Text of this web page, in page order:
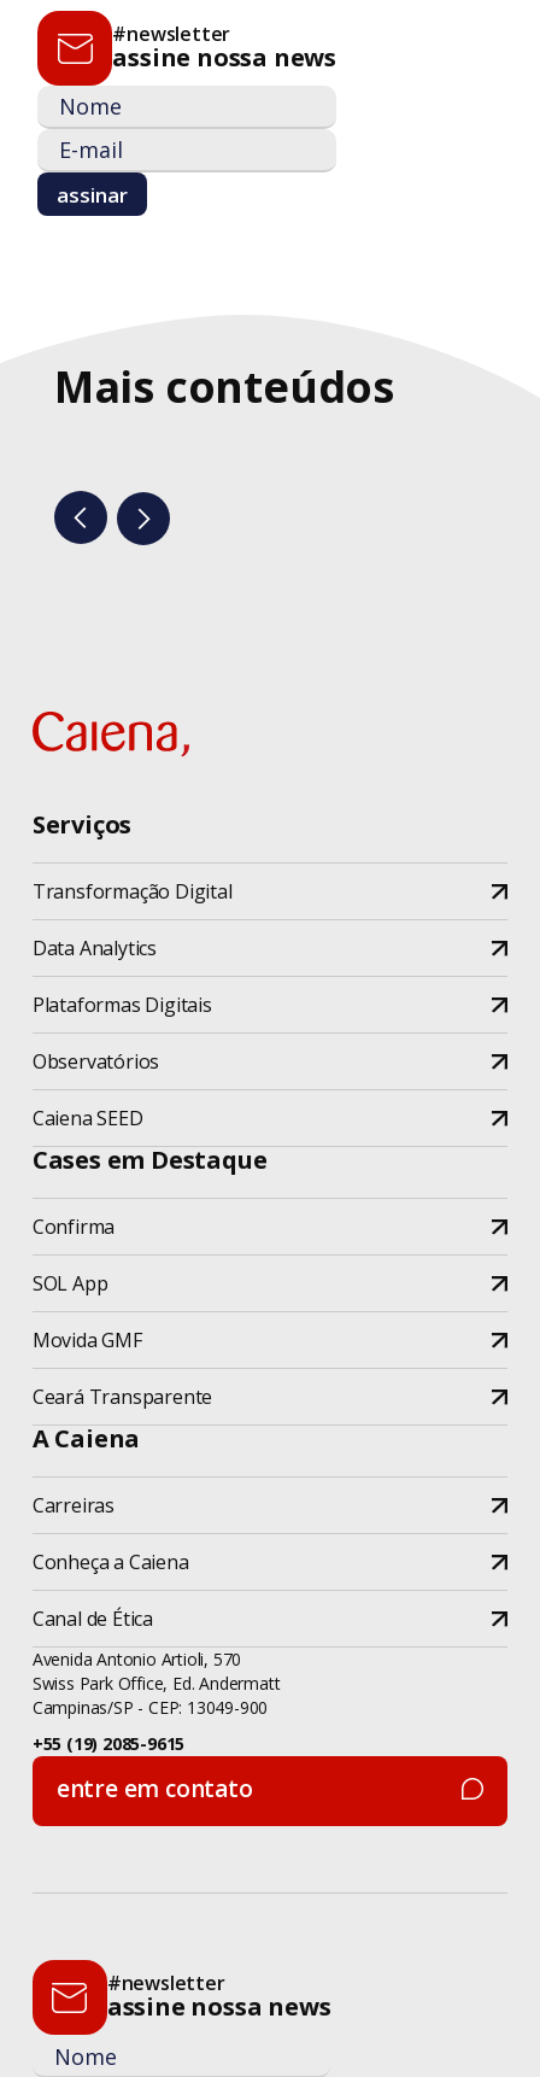
#newsletter
assine nossa news
Mais conteúdos
Serviços
Transformação Digital
Data Analytics
Plataformas Digitais
Observatórios
Caiena SEED
Cases em Destaque
Confirma
SOL App
Movida GMF
Ceará Transparente
A Caiena
Carreiras
Conheça a Caiena
Canal de Ética
Avenida Antonio Artioli, 570
Swiss Park Office, Ed. Andermatt
Campinas/SP - CEP: 13049-900
+55 (19) 2085-9615
entre em contato
entre em contato
#newsletter
assine nossa news